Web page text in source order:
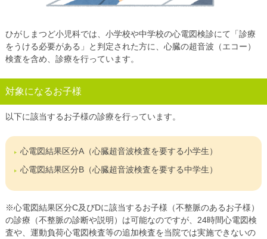
ひがしまつど小児科では、小学校や中学校の心電図検診にて「診療
をうける必要がある」と判定された方に、心臓の超音波（エコー）
検査を含め、診療を行っています。
対象になるお子様
以下に該当するお子様の診療を行っています。
心電図結果区分A（心臓超音波検査を要する小学生）
心電図結果区分B（心臓超音波検査を要する中学生）
※心電図結果区分C及びDに該当するお子様（不整脈のあるお子様）
の診療（不整脈の診断や説明）は可能なのですが、24時間心電図検
査や、運動負荷心電図検査等の追加検査を当院では実施できないの